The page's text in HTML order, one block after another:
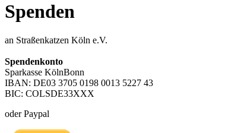
Spenden
an Straßenkatzen Köln e.V.
Spendenkonto
Sparkasse KölnBonn
IBAN: DE03 3705 0198 0013 5227 43
BIC: COLSDE33XXX
oder Paypal